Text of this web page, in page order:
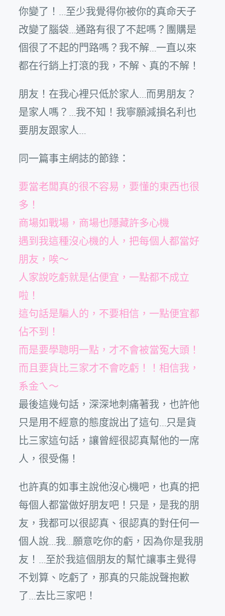
你變了！…至少我覺得你被你的真命天子
改變了腦袋…通路有很了不起嗎？團購是
個很了不起的門路嗎？我不解…一直以來
都在行銷上打滾的我，不解、真的不解！
朋友！在我心裡只低於家人…而男朋友？
是家人嗎？…我不知！我寧願減損名利也
要朋友跟家人…
同一篇事主網誌的節錄：
要當老闆真的很不容易，要懂的東西也很
多！
商場如戰場，商場也隱藏許多心機
遇到我這種沒心機的人，把每個人都當好
朋友，唉～
人家說吃虧就是佔便宜，一點都不成立
啦！
這句話是騙人的，不要相信，一點便宜都
佔不到！
而是要學聰明一點，才不會被當冤大頭！
而且要貨比三家才不會吃虧！！相信我，
系金ㄟ～
最後這幾句話，深深地刺痛著我，也許他
只是用不經意的態度說出了這句…只是貨
比三家這句話，讓曾經很認真幫他的一席
人，很受傷！
也許真的如事主說他沒心機吧，也真的把
每個人都當做好朋友吧！只是，是我的朋
友，我都可以很認真、很認真的對任何一
個人說…我…願意吃你的虧，因為你是我朋
友！…至於我這個朋友的幫忙讓事主覺得
不划算、吃虧了，那真的只能說聲抱歉
了…去比三家吧！